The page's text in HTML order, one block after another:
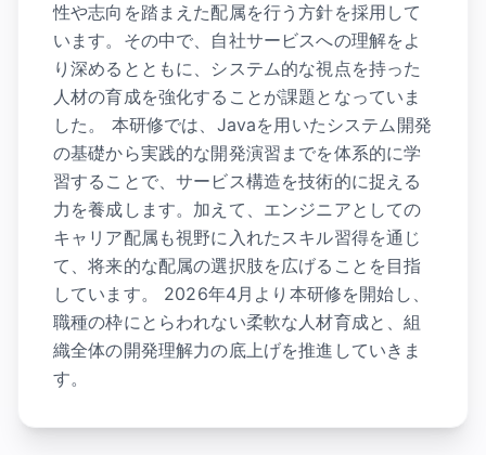
性や志向を踏まえた配属を行う方針を採用して
います。その中で、自社サービスへの理解をよ
り深めるとともに、システム的な視点を持った
人材の育成を強化することが課題となっていま
した。 本研修では、Javaを用いたシステム開発
の基礎から実践的な開発演習までを体系的に学
習することで、サービス構造を技術的に捉える
力を養成します。加えて、エンジニアとしての
キャリア配属も視野に入れたスキル習得を通じ
て、将来的な配属の選択肢を広げることを目指
しています。 2026年4月より本研修を開始し、
職種の枠にとらわれない柔軟な人材育成と、組
織全体の開発理解力の底上げを推進していきま
す。